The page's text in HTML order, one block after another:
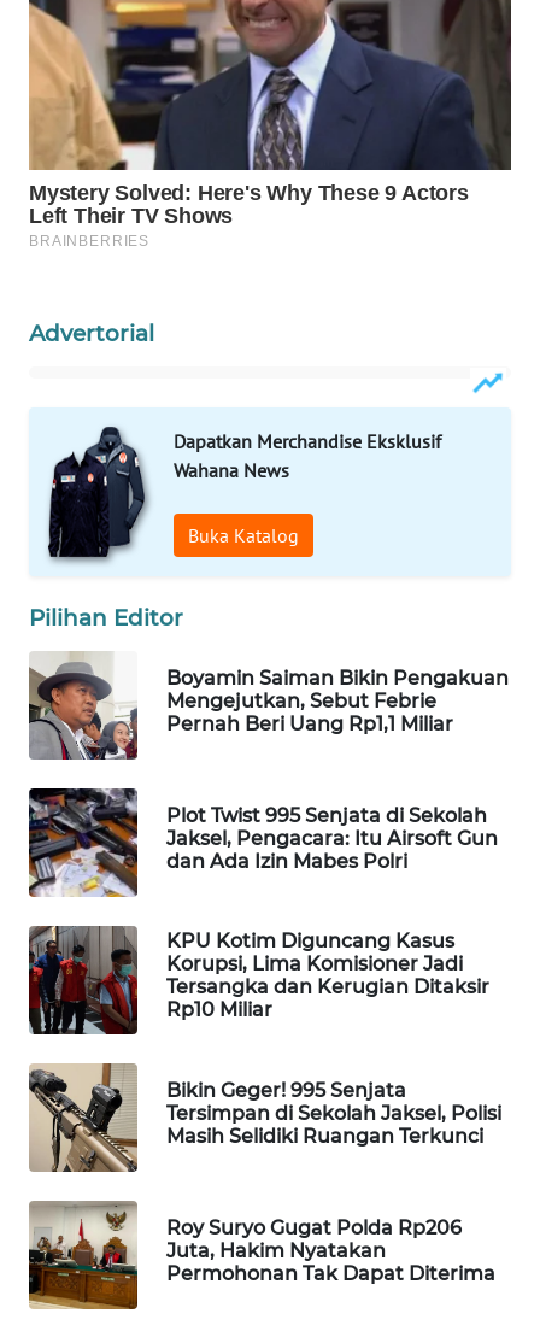
Advertorial
Dapatkan Merchandise Eksklusif
Wahana News
Buka Katalog
Pilihan Editor
Boyamin Saiman Bikin Pengakuan
Mengejutkan, Sebut Febrie
Pernah Beri Uang Rp1,1 Miliar
Plot Twist 995 Senjata di Sekolah
Jaksel, Pengacara: Itu Airsoft Gun
dan Ada Izin Mabes Polri
KPU Kotim Diguncang Kasus
Korupsi, Lima Komisioner Jadi
Tersangka dan Kerugian Ditaksir
Rp10 Miliar
Bikin Geger! 995 Senjata
Tersimpan di Sekolah Jaksel, Polisi
Masih Selidiki Ruangan Terkunci
Roy Suryo Gugat Polda Rp206
Juta, Hakim Nyatakan
Permohonan Tak Dapat Diterima
WAHANANEWS
ID
WAHANANEWS
CO ID
WAHANANEWS
NET
WAHANA
SELEB
WAHANA
PERSONA
OTOMOTIF
WAHANA
HEALTH
WAHANA
DESA
WISATA
LAPAK
WAHANA
Wahana
KONSUMEN
LISTRIK
MASYARAKAT
KELISTRIKAN
WALINKI
ID